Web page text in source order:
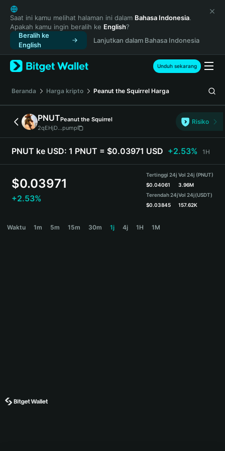
English
日本語
Tiếng Việt
Русский
Español (Latinoamérica)
Türkçe
Français
Deutsch
简体中文
繁體中文
Português (Portugal)
Bahasa Indonesia
ภาษาไทย
Español
Español (Argentina)
Saat ini kamu melihat halaman ini dalam Bahasa Indonesia.
Apakah kamu ingin beralih ke English?
Beralih ke
English
Lanjutkan dalam Bahasa Indonesia
Unduh sekarang
Beranda Harga kripto Peanut the Squirrel Harga
PNUTPeanut the Squirrel
2qEHjD...pump
Risiko
PNUT ke USD: 1 PNUT = $0.03971 USD +2.53% 1H
$0.03971
+2.53%
Tertinggi 24j
$0.04061
Terendah 24j
$0.03845
Vol 24j (PNUT)
3.96M
Vol 24j(USDT)
157.62K
Waktu 1m 5m 15m 30m 1j 4j 1H 1M